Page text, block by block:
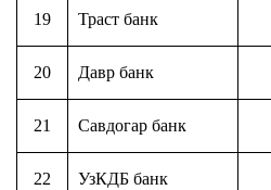
19 Траст банк
20 Давр банк
21 Савдогар банк
22 УзКДБ банк